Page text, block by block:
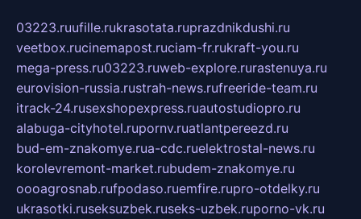
03223.ruufille.rukrasotata.ruprazdnikdushi.ru
veetbox.rucinemapost.ruciam-fr.rukraft-you.ru
mega-press.ru03223.ruweb-explore.rurastenuya.ru
eurovision-russia.rustrah-news.rufreeride-team.ru
itrack-24.rusexshopexpress.ruautostudiopro.ru
alabuga-cityhotel.rupornv.ruatlantpereezd.ru
bud-em-znakomye.rua-cdc.ruelektrostal-news.ru
korolevremont-market.rubudem-znakomye.ru
oooagrosnab.rufpodaso.ruemfire.rupro-otdelky.ru
ukrasotki.ruseksuzbek.ruseks-uzbek.ruporno-vk.ru